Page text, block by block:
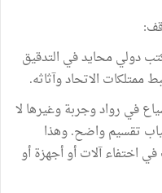
دولي محايد في التدقيق
الاتحاد وآثاثه.
في رواد وجربة وغيرها لا
غياب تقسيم واضح. وهذا
اختفاء آلات أو أجهزة أو